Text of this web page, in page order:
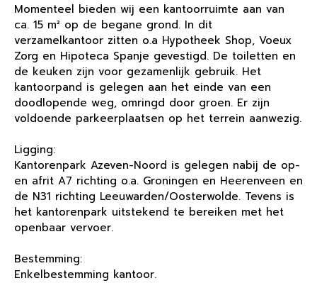
Momenteel bieden wij een kantoorruimte aan van
ca. 15 m² op de begane grond. In dit
verzamelkantoor zitten o.a Hypotheek Shop, Voeux
Zorg en Hipoteca Spanje gevestigd. De toiletten en
de keuken zijn voor gezamenlijk gebruik. Het
kantoorpand is gelegen aan het einde van een
doodlopende weg, omringd door groen. Er zijn
voldoende parkeerplaatsen op het terrein aanwezig.
Ligging:
Kantorenpark Azeven-Noord is gelegen nabij de op-
en afrit A7 richting o.a. Groningen en Heerenveen en
de N31 richting Leeuwarden/Oosterwolde. Tevens is
het kantorenpark uitstekend te bereiken met het
openbaar vervoer.
Bestemming:
Enkelbestemming kantoor.